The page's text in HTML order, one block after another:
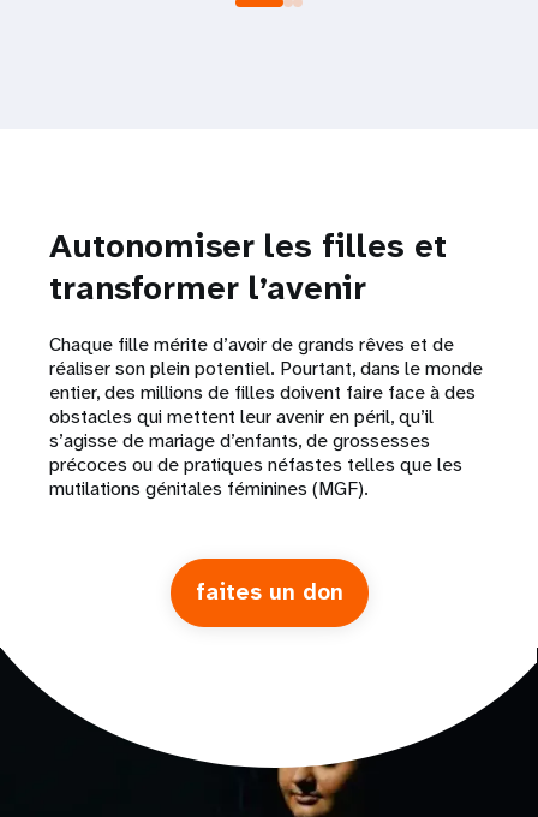
Autonomiser les filles et
transformer l’avenir
Chaque fille mérite d’avoir de grands rêves et de
réaliser son plein potentiel. Pourtant, dans le monde
entier, des millions de filles doivent faire face à des
obstacles qui mettent leur avenir en péril, qu’il
s’agisse de mariage d’enfants, de grossesses
précoces ou de pratiques néfastes telles que les
mutilations génitales féminines (MGF).
faites un don